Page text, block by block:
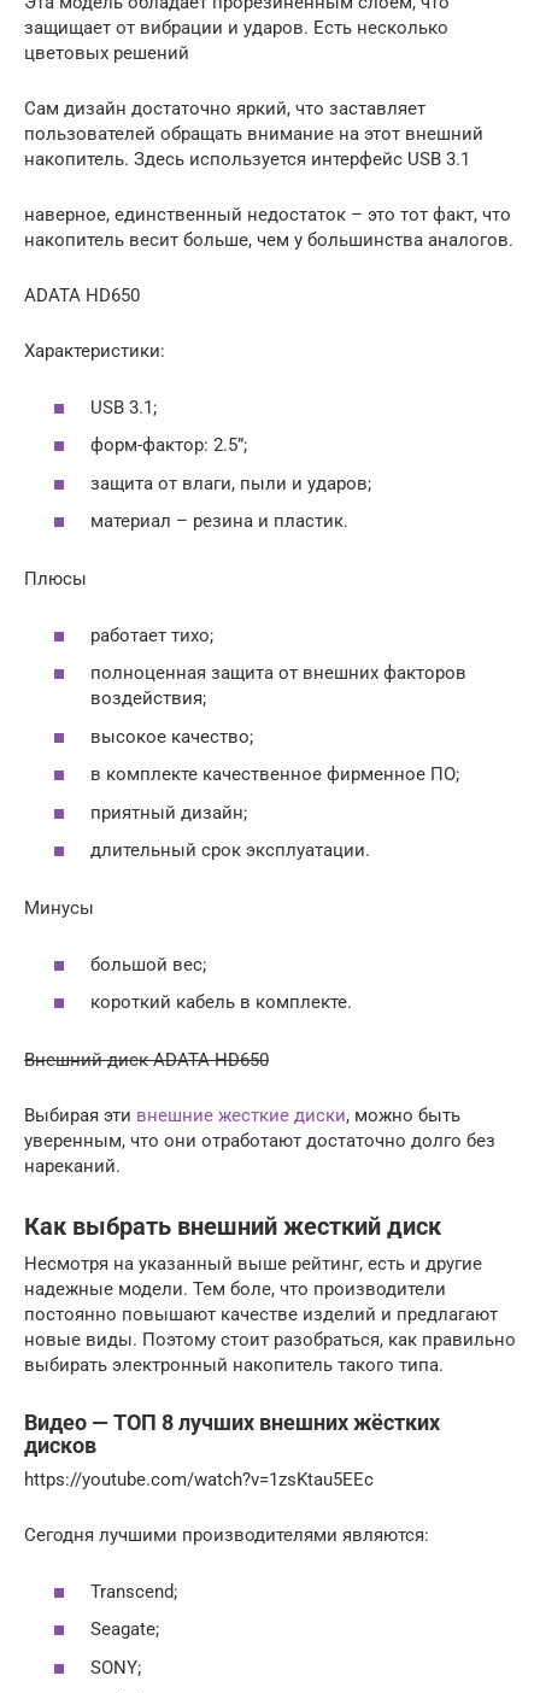
защищает от вибрации и ударов. Есть несколько
цветовых решений
Сам дизайн достаточно яркий, что заставляет
пользователей обращать внимание на этот внешний
накопитель. Здесь используется интерфейс USB 3.1
наверное, единственный недостаток – это тот факт, что
накопитель весит больше, чем у большинства аналогов.
ADATA HD650
Характеристики:
USB 3.1;
форм-фактор: 2.5”;
защита от влаги, пыли и ударов;
материал – резина и пластик.
Плюсы
работает тихо;
полноценная защита от внешних факторов
воздействия;
высокое качество;
в комплекте качественное фирменное ПО;
приятный дизайн;
длительный срок эксплуатации.
Минусы
большой вес;
короткий кабель в комплекте.
Внешний диск ADATA HD650
Выбирая эти внешние жесткие диски, можно быть
уверенным, что они отработают достаточно долго без
нареканий.
Как выбрать внешний жесткий диск
Несмотря на указанный выше рейтинг, есть и другие
надежные модели. Тем боле, что производители
постоянно повышают качестве изделий и предлагают
новые виды. Поэтому стоит разобраться, как правильно
выбирать электронный накопитель такого типа.
Видео — ТОП 8 лучших внешних жёстких
дисков
https://youtube.com/watch?v=1zsKtau5EEc
Сегодня лучшими производителями являются:
Transcend;
Seagate;
SONY;